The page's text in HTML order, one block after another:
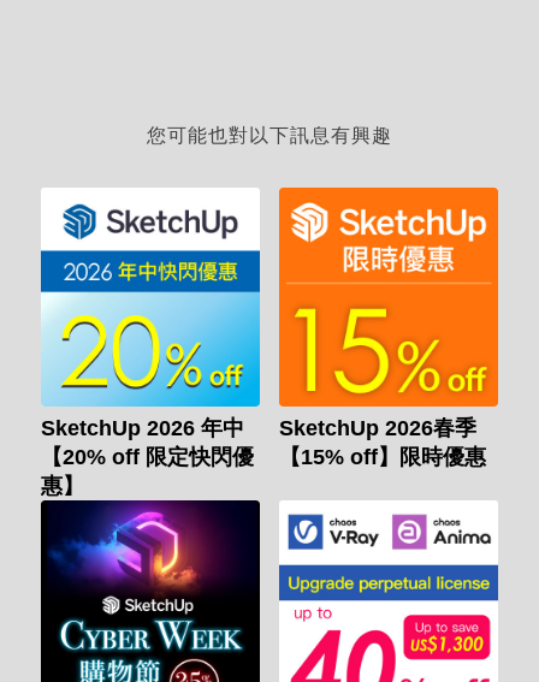
您可能也對以下訊息有興趣
SketchUp 2026 年中
【20% off 限定快閃優
惠】
SketchUp 2026春季
【15% off】限時優惠